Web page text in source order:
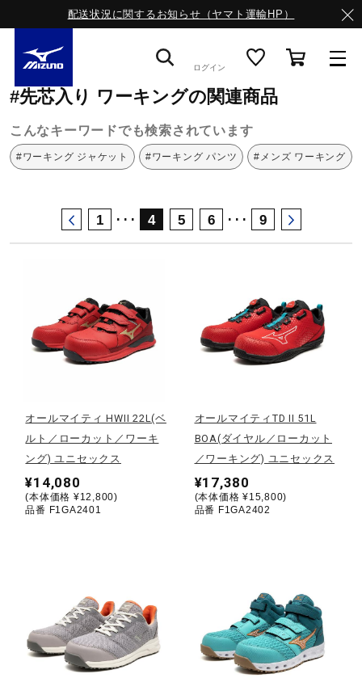
配送状況に関するお知らせ（ヤマト運輸HP）
ライフスタイルウエア
ランニング
トレーニング
ゴルフ
テニス／ソフトテニス
ログイン
ミズノ公式オンライン
#先芯入り ワーキングの関連商品
こんなキーワードでも検索されています
#ワーキング ジャケット #ワーキング パンツ #メンズ ワーキング
1 ･･･ 4 5 6 ･･･ 9
オールマイティ HWII 22L(ベ
ルト／ローカット／ワーキ
ング) ユニセックス
¥14,080
(本体価格 ¥12,800)
品番 F1GA2401
オールマイティTD II 51L
BOA(ダイヤル／ローカット
／ワーキング) ユニセックス
¥17,380
(本体価格 ¥15,800)
品番 F1GA2402